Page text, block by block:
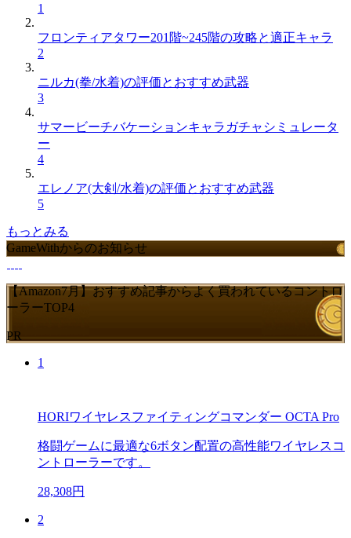
1
フロンティアタワー201階~245階の攻略と適正キャラ
2
ニルカ(拳/水着)の評価とおすすめ武器
3
サマービーチバケーションキャラガチャシミュレータ
ー
4
エレノア(大剣/水着)の評価とおすすめ武器
5
もっとみる
GameWithからのお知らせ
【Amazon7月】おすすめ記事からよく買われているコントロ
ーラーTOP4
PR
1
HORIワイヤレスファイティングコマンダー OCTA Pro
格闘ゲームに最適な6ボタン配置の高性能ワイヤレスコ
ントローラーです。
28,308円
2